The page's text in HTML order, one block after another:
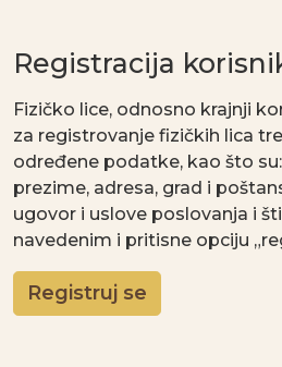
Registracija
Fizičko lice, odnosno krajnji
za registrovanje fizičkih lica
određene podatke, kao što
prezime, adresa, grad i
ugovor i uslove poslovanja i
navedenim i pritisne opciju
Registruj se